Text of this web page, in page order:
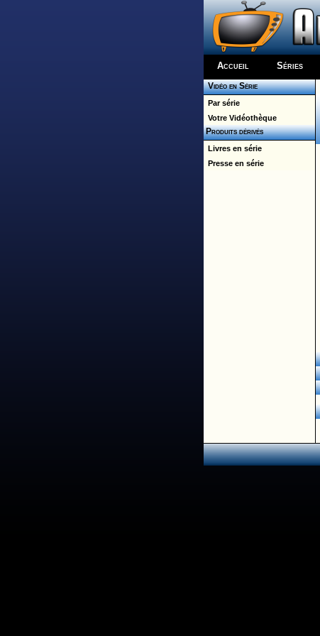
Accueil Séries
Vidéo en Série
Par série
Votre Vidéothèque
Produits dérivés
Livres en série
Presse en série